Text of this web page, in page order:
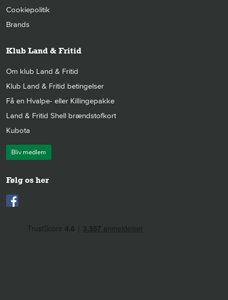
Cookiepolitik
Brands
Klub Land & Fritid
Om klub Land & Fritid
Klub Land & Fritid betingelser
Få en Hvalpe- eller Killingepakke
Land & Fritid Shell brændstofkort
Kubota
Bliv medlem
Følg os her